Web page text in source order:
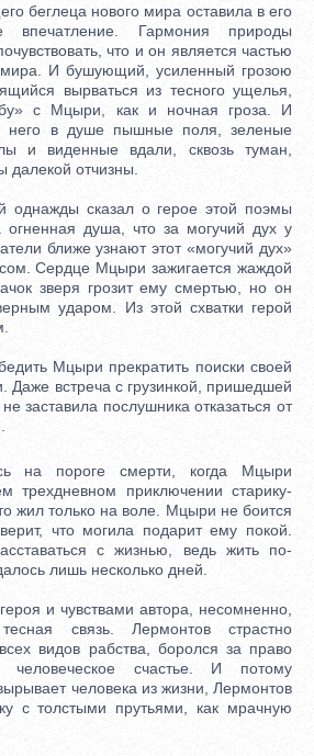
беглеца нового мира оставила в его
впечатление. Гармония природы
что и он является частью
мира. И бушующий, усиленный грозою
вырваться из тесного ущелья,
с Мцыри, как и ночная гроза. И
него в душе пышные поля, зеленые
и виденные вдали, сквозь туман,
далекой отчизны.
сказал о герое этой поэмы
огненная душа, что за могучий дух у
ближе узнают этот «могучий дух»
Сердце Мцыри зажигается жаждой
зверя грозит ему смертью, но он
ударом. Из этой схватки герой
Мцыри прекратить поиски своей
Даже встреча с грузинкой, пришедшей
заставила послушника отказаться от
пороге смерти, когда Мцыри
трехдневном приключении старику-
жил только на воле. Мцыри не боится
что могила подарит ему покой.
с жизнью, ведь жить по-
лишь несколько дней.
и чувствами автора, несомненно,
связь. Лермонтов страстно
видов рабства, боролся за право
счастье. И потому
человека из жизни, Лермонтов
с толстыми прутьями, как мрачную